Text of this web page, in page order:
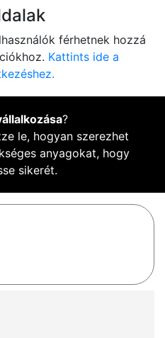
férhetnek hozzá
Kattints ide a
?
le, hogyan szerezhet
anyagokat, hogy
sikerét.